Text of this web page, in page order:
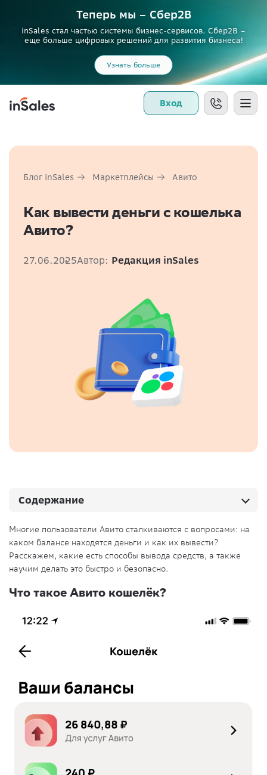
Теперь мы – Сбер2B
inSales стал частью системы бизнес-сервисов. Сбер2В –
еще больше цифровых решений для развития бизнеса!
Узнать больше
Вход
Блог inSales Маркетплейсы Авито
Как вывести деньги с кошелька
Авито?
27.06.2025Автор: Редакция inSales
Многие пользователи Авито сталкиваются с вопросами: на
каком балансе находятся деньги и как их вывести?
Расскажем, какие есть способы вывода средств, а также
научим делать это быстро и безопасно.
Что такое Авито кошелёк?
Содержание